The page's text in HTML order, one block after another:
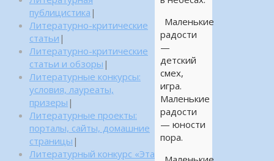
Маленькие
радости
—
детский
смех,
игра.
Маленькие
радости
— юности
пора.
публицистика |
Литературно-критические
статьи |
Литературно-критические
статьи и обзоры |
Литературные конкурсы:
условия, лауреаты,
призеры |
Литературные проекты:
порталы, сайты, домашние
страницы |
Литературный конкурс «Эта